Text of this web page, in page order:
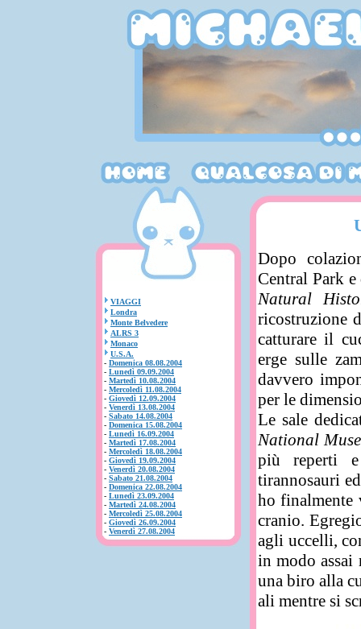
VIAGGI
Londra
Monte Belvedere
ALRS 3
Monaco
U.S.A.
- Domenica 08.08.2004
- Lunedì 09.09.2004
- Martedì 10.08.2004
- Mercoledì 11.08.2004
- Giovedì 12.09.2004
- Venerdì 13.08.2004
- Sabato 14.08.2004
- Domenica 15.08.2004
- Lunedì 16.09.2004
- Martedì 17.08.2004
- Mercoledì 18.08.2004
- Giovedì 19.09.2004
- Venerdì 20.08.2004
- Sabato 21.08.2004
- Domenica 22.08.2004
- Lunedì 23.09.2004
- Martedì 24.08.2004
- Mercoledì 25.08.2004
- Giovedì 26.09.2004
- Venerdì 27.08.2004
Dopo
Central Park
Natural
ricostruzione
catturare il
erge sulle
davvero
per le
Le sale
National
più reperti
tirannosauri
ho finalmente
cranio.
agli uccelli,
in modo assai
una biro alla
ali mentre si